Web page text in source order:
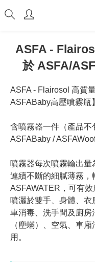
ASFA -
於 ASFA/
ASFA - Flairosol 高質
ASFABaby高壓噴霧瓶】
含噴霧器一件（產品不
ASFABaby /
噴霧器每次噴霧輸出
連續不斷的細膩薄霧，
ASFAWATER，可有
噴灑於雙手、身體、
車消毒、洗手間及廚
（塵蟎）、空氣、車
用。